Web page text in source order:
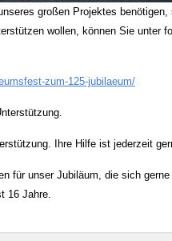
großen Projektes
wollen, können Sie unter
zum-125-jubilaeum/
Ihre Hilfe ist jederzeit
für unser Jubiläum, die sich
16 Jahre.